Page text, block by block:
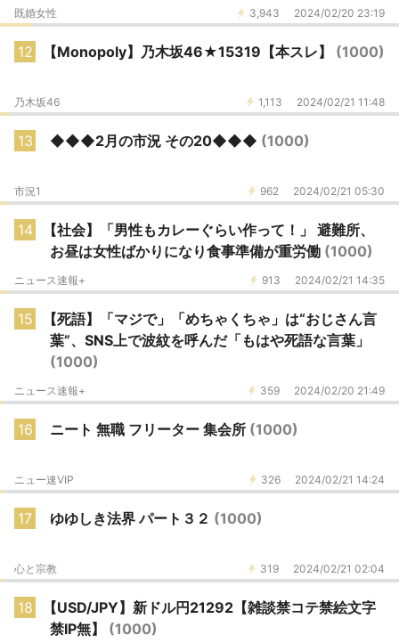
3,943 2024/02/20 23:19
既婚女性
12 【Monopoly】乃木坂46★15319【本スレ】 (1000)
1,113 2024/02/21 11:48
乃木坂46
13 ◆◆◆2月の市況 その20◆◆◆ (1000)
962 2024/02/21 05:30
市況1
14
【社会】「男性もカレーぐらい作って！」 避難所、
お昼は女性ばかりになり食事準備が重労働 (1000)
913 2024/02/21 14:35
ニュース速報+
15
【死語】「マジで」「めちゃくちゃ」は“おじさん言
葉”、SNS上で波紋を呼んだ「もはや死語な言葉」
(1000)
359 2024/02/20 21:49
ニュース速報+
16 ニート 無職 フリーター 集会所 (1000)
326 2024/02/21 14:24
ニュー速VIP
17 ゆゆしき法界 パート３２ (1000)
319 2024/02/21 02:04
心と宗教
18
【USD/JPY】新ドル円21292【雑談禁コテ禁絵文字
禁IP無】 (1000)